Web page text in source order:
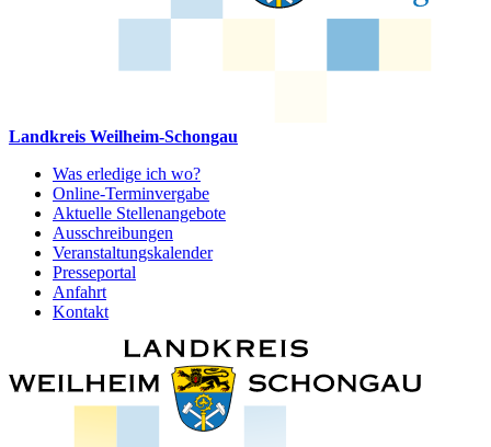
Landkreis Weilheim-Schongau
Was erledige ich wo?
Online-Terminvergabe
Aktuelle Stellenangebote
Ausschreibungen
Veranstaltungskalender
Presseportal
Anfahrt
Kontakt